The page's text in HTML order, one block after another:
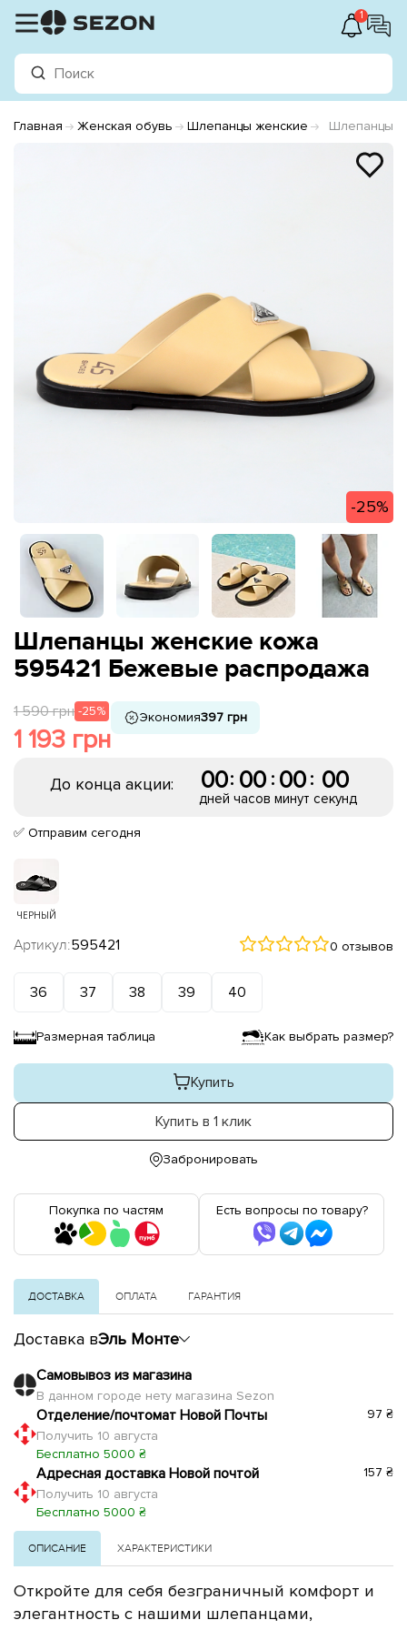
1
Главная Женская обувь Шлепанцы женские Шлепанцы
-25%
Шлепанцы женские кожа
595421 Бежевые распродажа
1 590 грн -25%
1 193 грн
Экономия397 грн
До конца акции: 00
дней
: 00
часов
: 00
минут
: 00
секунд
✅ Отправим сегодня
ЧЕРНЫЙ
Артикул:595421 0 отзывов
36 37 38 39 40
Размерная таблица Как выбрать размер?
Купить
Купить в 1 клик
Забронировать
Покупка по частям Есть вопросы по товару?
ДОСТАВКА ОПЛАТА ГАРАНТИЯ
Доставка вЭль Монте
Самовывоз из магазина
В данном городе нету магазина Sezon
Отделение/почтомат Новой Почты
Получить 10 августа
Бесплатно 5000 ₴
97 ₴
Адресная доставка Новой почтой
Получить 10 августа
Бесплатно 5000 ₴
157 ₴
ОПИСАНИЕ ХАРАКТЕРИСТИКИ
Откройте для себя безграничный комфорт и
элегантность с нашими шлепанцами,